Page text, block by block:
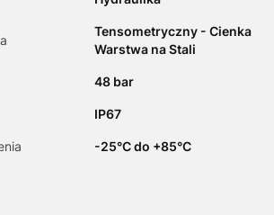
Tensometryczny - Cienka
Warstwa na Stali
48 bar
IP67
-25°C do +85°C